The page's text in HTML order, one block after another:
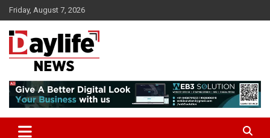
Skip
to
content
Friday, August 7, 2026
daylifenews